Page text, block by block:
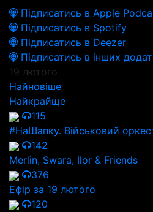
Підписатись в Apple
Підписатись в Spotify
Підписатись в Deezer
Підписатись в інших
19 лютого
Найновіше
Найкрайще
115
#НаШапку. Військовий
142
Merlin, Swara, Ilor & Friends
376
Ефір за 19 лютого
120